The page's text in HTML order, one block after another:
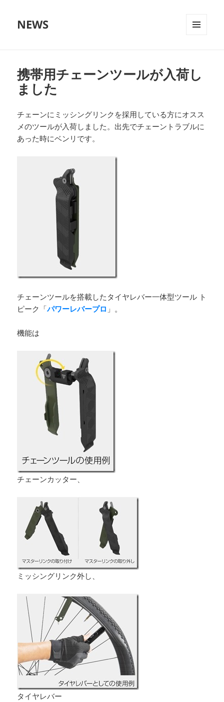
NEWS
携帯用チェーンツールが入荷し
ました
チェーンにミッシングリンクを採用している方にオスス
メのツールが入荷しました。出先でチェーントラブルに
あった時にベンリです。
チェーンツールを搭載したタイヤレバー一体型ツール ト
ピーク「パワーレバープロ 」。
機能は
チェーンカッター、
ミッシングリンク外し、
タイヤレバー